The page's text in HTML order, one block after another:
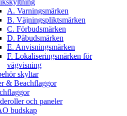
A. Varningsmärken
B. Väjningspliktsmärken
C. Förbudsmärken
D. Påbudsmärken
E. Anvisningsmärken
F. Lokaliseringsmärken för
vägvisning
skyltar
& Beachflaggor
och paneler
budskap